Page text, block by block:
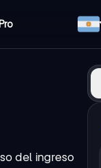
del ingreso